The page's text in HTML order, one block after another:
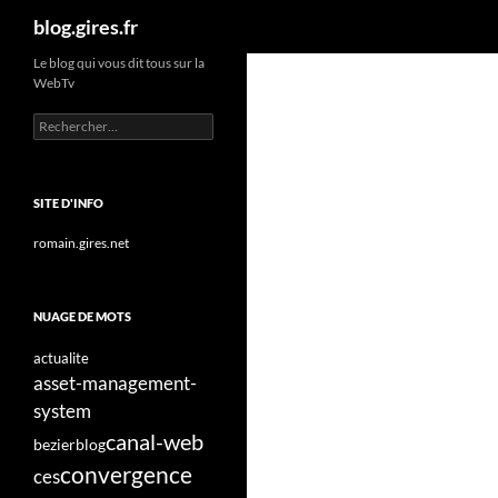
Aller
contenu
blog.gires.fr
Le blog qui vous dit tous sur la
WebTv
Rechercher :
SITE D'INFO
romain.gires.net
NUAGE DE MOTS
actualite
asset-management-
system
bezierblogcanal-web
cesconvergence